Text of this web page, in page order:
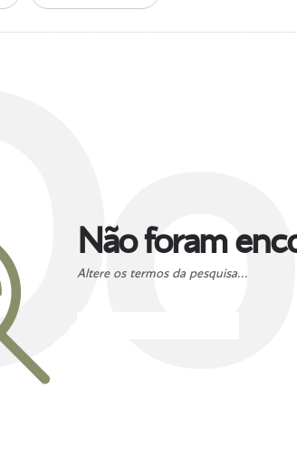
Não foram
Altere os termos da pesquisa...